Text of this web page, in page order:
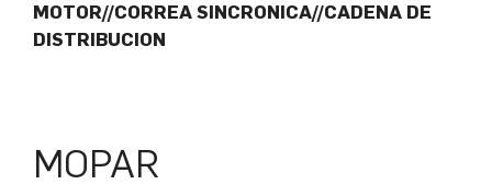
MOTOR//CORREA SINCRONICA//CADENA DE
DISTRIBUCION
MOPAR